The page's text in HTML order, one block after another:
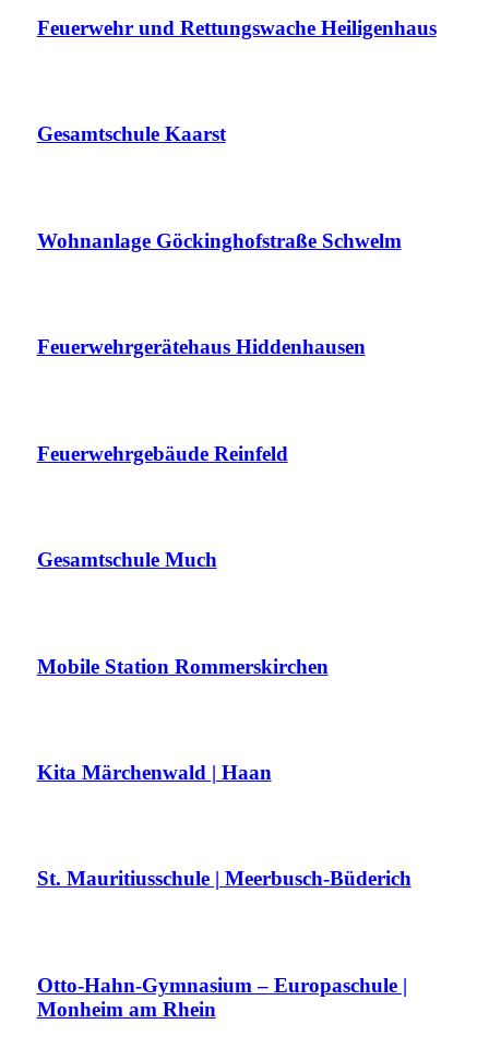
Feuerwehr und Rettungswache Heiligenhaus
Gesamtschule Kaarst
Wohnanlage Göckinghofstraße Schwelm
Feuerwehrgerätehaus Hiddenhausen
Feuerwehrgebäude Reinfeld
Gesamtschule Much
Mobile Station Rommerskirchen
Kita Märchenwald | Haan
St. Mauritiusschule | Meerbusch-Büderich
Otto-Hahn-Gymnasium – Europaschule |
Monheim am Rhein